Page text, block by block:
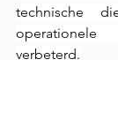
technische
verbeterd.